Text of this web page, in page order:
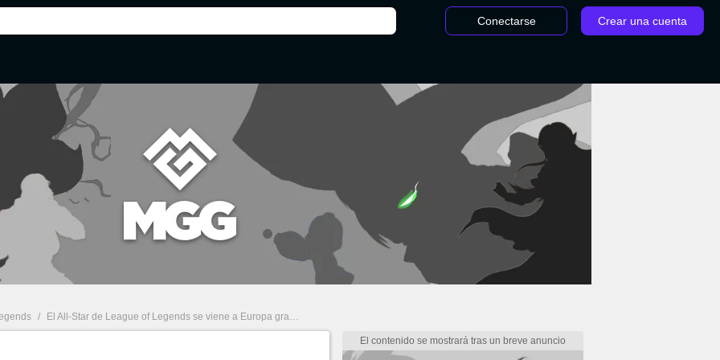
Conectarse Crear una cuenta
/ El All-Star de League of Legends se viene a Europa gracias a Bwipo